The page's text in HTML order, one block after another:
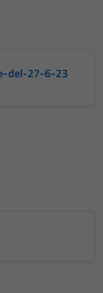
del-27-6-23